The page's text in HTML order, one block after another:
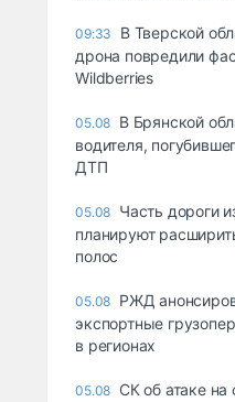
09:33
В Тверской
дрона повредили
Wildberries
05.08 В Брянской
водителя,
ДТП
05.08 Часть дороги
планируют
полос
05.08 РЖД
экспортные
в регионах
05.08 СК об атаке на